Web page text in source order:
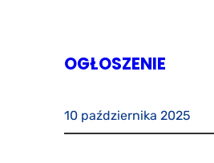
OGŁOSZENIE
10 października 2025